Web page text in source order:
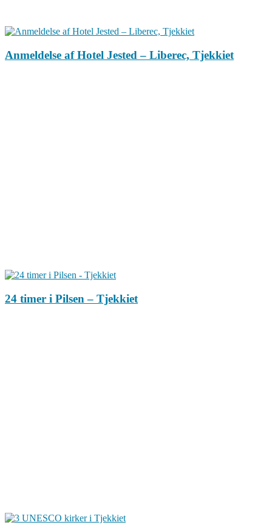
Anmeldelse af Hotel Jested – Liberec, Tjekkiet
24 timer i Pilsen – Tjekkiet